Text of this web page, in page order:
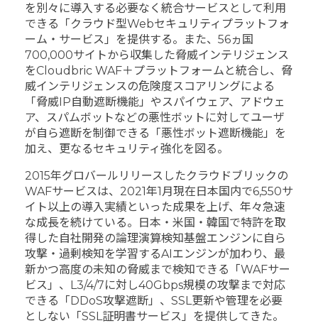
を別々に導入する必要なく統合サービスとして利用
できる「クラウド型Webセキュリティプラットフォ
ーム・サービス」を提供する。また、56ヵ国
700,000サイトから収集した脅威インテリジェンス
をCloudbric WAF＋プラットフォームと統合し、脅
威インテリジェンスの危険度スコアリングによる
「脅威IP自動遮断機能」やスパイウェア、アドウェ
ア、スパムボットなどの悪性ボットに対してユーザ
が自ら遮断を制御できる「悪性ボット遮断機能」を
加え、更なるセキュリティ強化を図る。
2015年グロバールリリースしたクラウドブリックの
WAFサービスは、2021年1月現在日本国内で6,550サ
イト以上の導入実績といった成果を上げ、年々急速
な成長を続けている。日本・米国・韓国で特許を取
得した自社開発の論理演算検知基盤エンジンに自ら
攻撃・過剰検知を学習するAIエンジンが加わり、最
新かつ高度の未知の脅威まで検知できる「WAFサー
ビス」、L3/4/7に対し40Gbps規模の攻撃まで対応
できる「DDoS攻撃遮断」、SSL更新や管理を必要
としない「SSL証明書サービス」を提供してきた。